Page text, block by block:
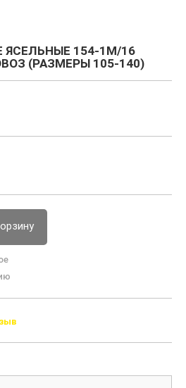
154-1М/16
(РАЗМЕРЫ 105-140)